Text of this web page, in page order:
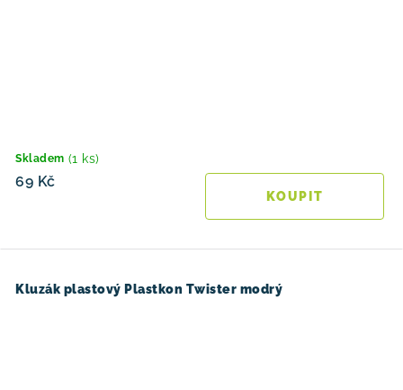
Skladem (1 ks)
69 Kč
Kluzák plastový Plastkon Twister modrý